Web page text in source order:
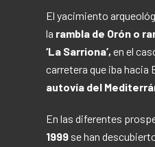
El yacimiento
la rambla de Orón o
‘La Sarriona’,en el
carretera que iba hacia
autovía del
En las diferentes
1999 se han